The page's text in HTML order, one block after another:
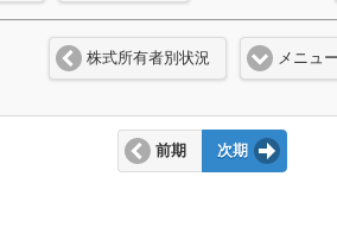
株式所有者別状況 メニュー
前期 次期